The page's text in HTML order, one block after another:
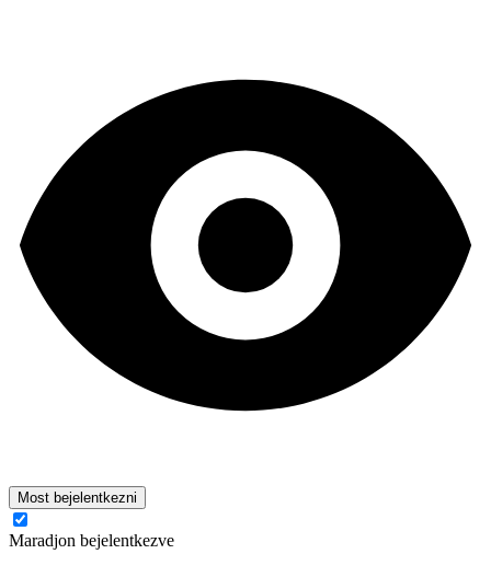
Most bejelentkezni
Maradjon bejelentkezve